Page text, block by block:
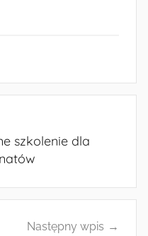
szkolenie dla
Następny wpis